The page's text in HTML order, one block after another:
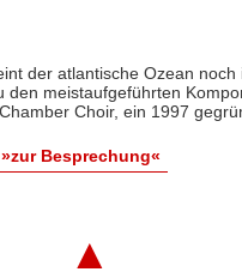
der atlantische Ozean
meistaufgeführten
Choir, ein 1997
»zur Besprechung«
▲